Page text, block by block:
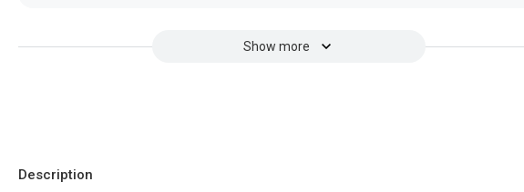
Show more
Description